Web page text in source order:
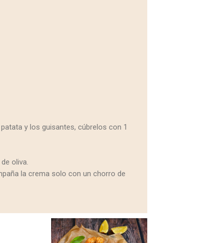
y los guisantes, cúbrelos con 1
oliva.
la crema solo con un chorro de